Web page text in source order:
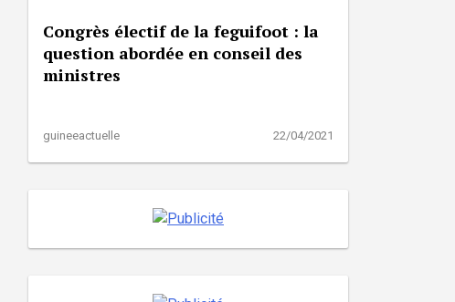
Congrès électif de la feguifoot : la
question abordée en conseil des
ministres
guineeactuelle 22/04/2021